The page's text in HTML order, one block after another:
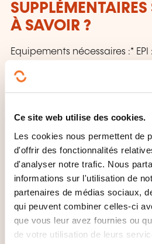
Ce site web utilise des cookies.
Les cookies nous permettent de
d'offrir des fonctionnalités
d'analyser notre trafic. Nous
informations sur l'utilisation de
partenaires de médias sociaux,
qui peuvent combiner celles-ci
que vous leur avez fournies ou
de votre utilisation de leurs
À SAVOIR ?
Equipements nécessaires :*
et/ou bottes de sécurité,
vêtement de travail,
La formation sera
théorique et une évaluation
Le candidat doit obtenir un
réponses dans l’évaluation
l’évaluation pratique.
Chaque candidat recevra